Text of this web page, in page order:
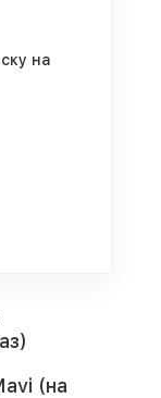
на
(на